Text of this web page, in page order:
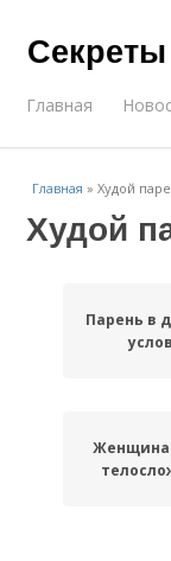
Главная
Главная »Худой
Худой
Парень в
Женщина